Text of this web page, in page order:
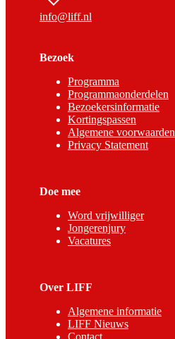
info@liff.nl
Bezoek
Programma
Programmaonderdelen
Bezoekersinformatie
Kortingspassen
Algemene voorwaarden
Privacy Statement
Doe mee
Word vrijwilliger
Jongerenjury
Vacatures
Over LIFF
Algemene informatie
LIFF Nieuws
Contact